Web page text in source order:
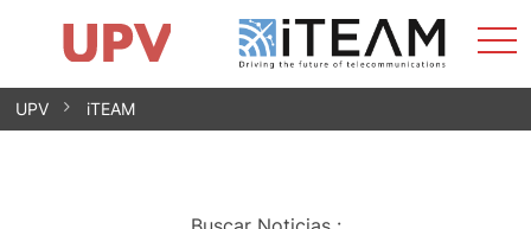
Saltar
Impacto
Grupos de investigación
Instalaciones
Spin-offs
Contacto
Prácticas
Noticias
Unidad de Igualdad
UPV iTEAM